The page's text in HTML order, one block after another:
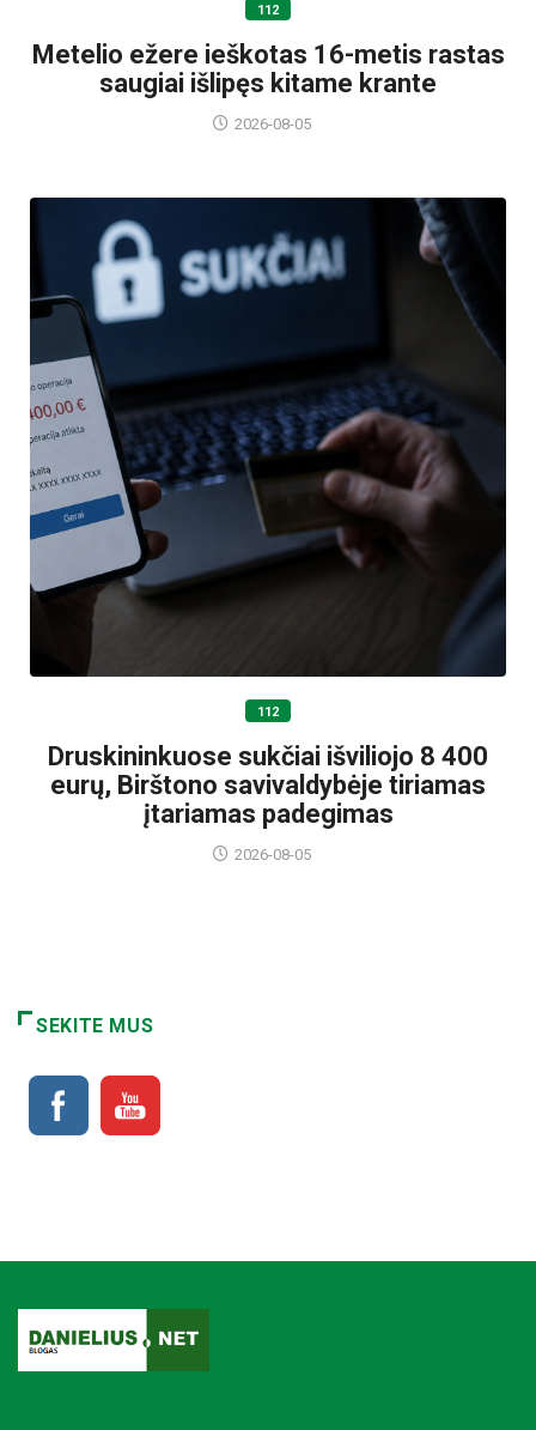
112
Metelio ežere ieškotas 16-metis rastas
saugiai išlipęs kitame krante
2026-08-05
112
Druskininkuose sukčiai išviliojo 8 400
eurų, Birštono savivaldybėje tiriamas
įtariamas padegimas
2026-08-05
SEKITE MUS